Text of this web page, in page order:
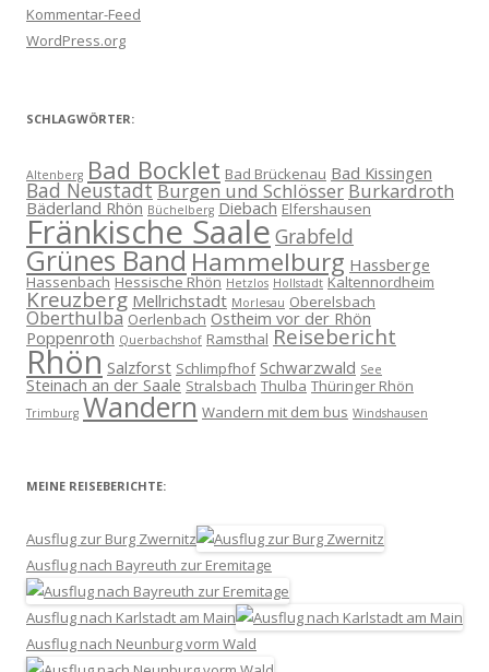
Kommentar-Feed
WordPress.org
SCHLAGWÖRTER:
Altenberg Bad Bocklet Bad Brückenau Bad Kissingen
Bad NeustadtBurgen und Schlösser Burkardroth
Bäderland Rhön Büchelberg Diebach Elfershausen
Fränkische Saale Grabfeld
Grünes BandHammelburg Hassberge
Hassenbach Hessische Rhön Hetzlos Hollstadt Kaltennordheim
Kreuzberg Mellrichstadt Morlesau Oberelsbach
Oberthulba Oerlenbach Ostheim vor der Rhön
Poppenroth Querbachshof Ramsthal Reisebericht
Rhön Salzforst Schlimpfhof Schwarzwald See
Steinach an der Saale Stralsbach Thulba Thüringer Rhön
Trimburg Wandern Wandern mit dem bus Windshausen
MEINE REISEBERICHTE:
Ausflug zur Burg Zwernitz
Ausflug nach Bayreuth zur Eremitage
Ausflug nach Karlstadt am Main
Ausflug nach Neunburg vorm Wald